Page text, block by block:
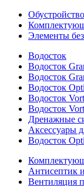
Элементы
Водосток
Водосток
Водосток
Водосток
Водосток
Водосток
Дренажные
Аксессуары
Водосток
Антисептик
Вентиляция